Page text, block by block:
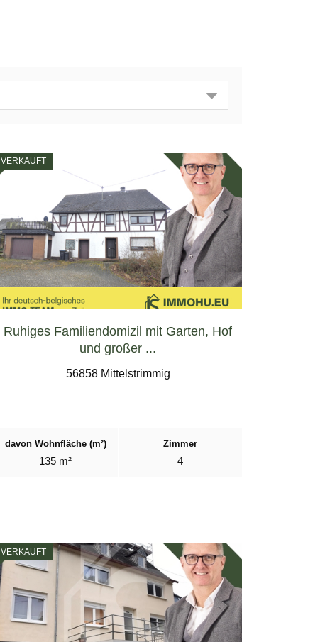
VERKAUFT
Ruhiges Familiendomizil mit Garten, Hof
und großer ...
56858 Mittelstrimmig
davon Wohnfläche (m²)
135 m²
Zimmer
4
VERKAUFT